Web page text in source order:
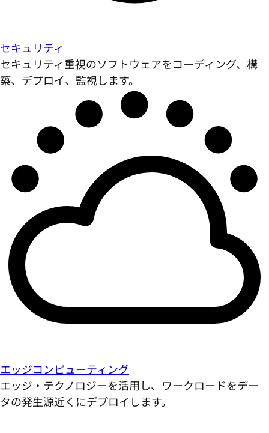
セキュリティ
セキュリティ重視のソフトウェアをコーディング、構
築、デプロイ、監視します。
エッジコンピューティング
エッジ・テクノロジーを活用し、ワークロードをデー
タの発生源近くにデプロイします。